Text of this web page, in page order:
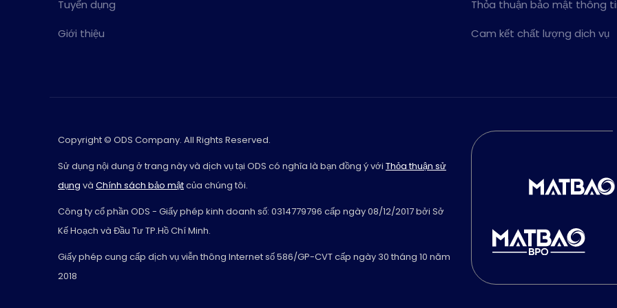
Tuyển dụng
Giới thiệu
Thỏa thuận bảo mật thông
Cam kết chất lượng dịch vụ
Copyright © ODS Company. All Rights Reserved.
Sử dụng nội dung ở trang này và dịch vụ tại ODS có nghĩa là bạn đồng ý với Thỏa thuận sử
dụng và Chính sách bảo mậtcủa chúng tôi.
Công ty cổ phần ODS - Giấy phép kinh doanh số: 0314779796 cấp ngày 08/12/2017 bởi Sở
Kế Hoạch và Đầu Tư TP.Hồ Chí Minh.
Giấy phép cung cấp dịch vụ viễn thông Internet số 586/GP-CVT cấp ngày 30 tháng 10 năm
2018